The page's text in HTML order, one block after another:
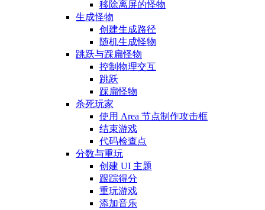
移除离屏的怪物
生成怪物
创建生成路径
随机生成怪物
跳跃与踩扁怪物
控制物理交互
跳跃
踩扁怪物
杀死玩家
使用 Area 节点制作攻击框
结束游戏
代码检查点
分数与重玩
创建 UI 主题
跟踪得分
重玩游戏
添加音乐